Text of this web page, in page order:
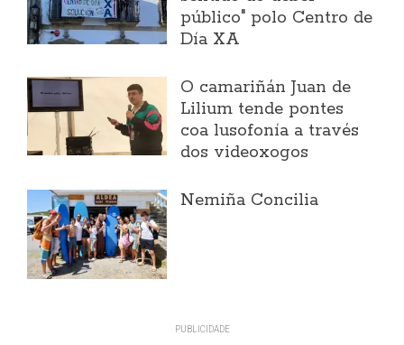
público" polo Centro de
Día XA
O camariñán Juan de
Lilium tende pontes
coa lusofonía a través
dos videoxogos
Nemiña Concilia